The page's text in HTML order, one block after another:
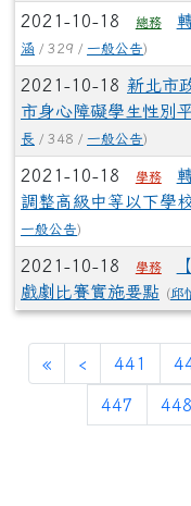
2021-10-18 總務
涵 / 329 / 一般公告)
2021-10-18 新北市
市身心障礙學生性別
長 / 348 / 一般公告)
2021-10-18 學務
調整高級中等以下學
一般公告)
2021-10-18 學務
戲劇比賽實施要點
(邱
« ‹ 441
447 448